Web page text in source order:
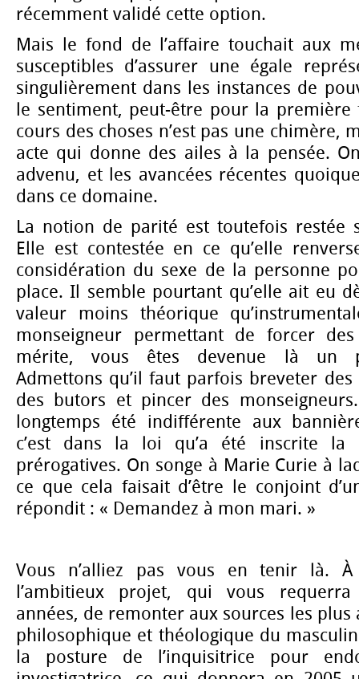
récemment validé cette option.
Mais le fond de l’affaire touchait aux
susceptibles d’assurer une égale
singulièrement dans les instances de
le sentiment, peut-être pour la première
cours des choses n’est pas une chimère,
acte qui donne des ailes à la pensée.
advenu, et les avancées récentes
dans ce domaine.
La notion de parité est toutefois restée
Elle est contestée en ce qu’elle
considération du sexe de la personne
place. Il semble pourtant qu’elle ait eu
valeur moins théorique
monseigneur permettant de forcer
mérite, vous êtes devenue là un
Admettons qu’il faut parfois breveter
des butors et pincer des
longtemps été indifférente aux
c’est dans la loi qu’a été inscrite la
prérogatives. On songe à Marie Curie à
ce que cela faisait d’être le conjoint
répondit : « Demandez à mon mari. »
Vous n’alliez pas vous en tenir là.
l’ambitieux projet, qui vous
années, de remonter aux sources les
philosophique et théologique du
la posture de l’inquisitrice pour